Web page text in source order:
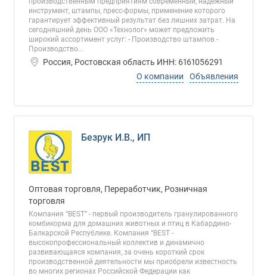
инструмент, штампы, пресс-формы, применение которого
гарантирует эффективный результат без лишних затрат. На
сегодняшний день ООО «Технолог» может предложить
широкий ассортимент услуг: - Производство штампов -
Производство...
Россия, Ростовская область ИНН: 6161056291
О компании
Объявления
Безрук И.В., ИП
Оптовая торговля, Переработчик, Розничная
торговля
Компания “BEST” - первый производитель гранулированного
комбикорма для домашних животных и птиц в Кабардино-
Балкарской Республике. Компания “BEST -
высокопрофессиональный коллектив и динамично
развивающаяся компания, за очень короткий срок
производственной деятельности мы приобрели известность
во многих регионах Российской Федерации как